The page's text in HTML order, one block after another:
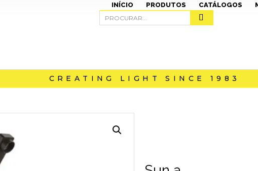
INÍCIO PRODUTOS CATÁLOGOS
CREATING LIGHT SINCE 1983